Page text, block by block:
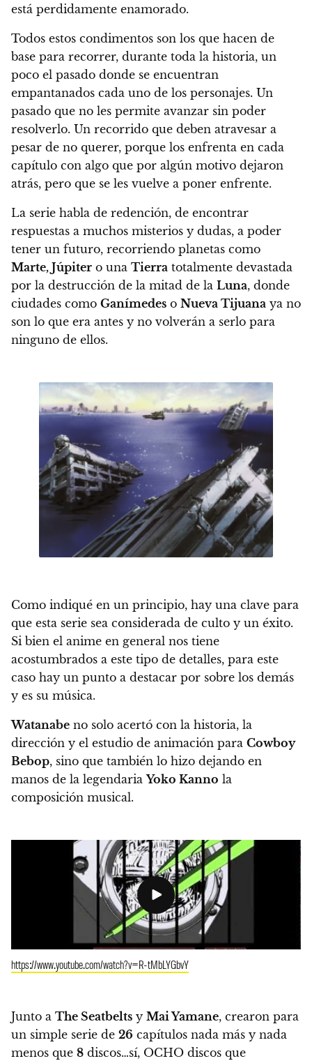
está perdidamente enamorado.
Todos estos condimentos son los que hacen de
base para recorrer, durante toda la historia, un
poco el pasado donde se encuentran
empantanados cada uno de los personajes. Un
pasado que no les permite avanzar sin poder
resolverlo. Un recorrido que deben atravesar a
pesar de no querer, porque los enfrenta en cada
capítulo con algo que por algún motivo dejaron
atrás, pero que se les vuelve a poner enfrente.
La serie habla de redención, de encontrar
respuestas a muchos misterios y dudas, a poder
tener un futuro, recorriendo planetas como
Marte, Júpiter o una Tierra totalmente devastada
por la destrucción de la mitad de la Luna, donde
ciudades como Ganímedes o Nueva Tijuana ya no
son lo que era antes y no volverán a serlo para
ninguno de ellos.
Como indiqué en un principio, hay una clave para
que esta serie sea considerada de culto y un éxito.
Si bien el anime en general nos tiene
acostumbrados a este tipo de detalles, para este
caso hay un punto a destacar por sobre los demás
y es su música.
Watanabe no solo acertó con la historia, la
dirección y el estudio de animación para Cowboy
Bebop, sino que también lo hizo dejando en
manos de la legendariaYoko Kanno la
composición musical.
https://www.youtube.com/watch?v=R-tMbLYGbvY
Junto a The Seatbelts y Mai Yamane, crearon para
un simple serie de 26 capítulos nada más y nada
menos que 8 discos…sí, OCHO discos que